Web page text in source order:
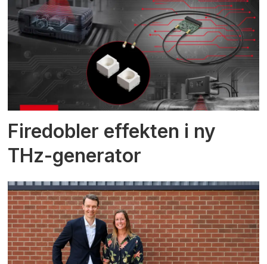
Firedobler effekten i ny
THz-generator